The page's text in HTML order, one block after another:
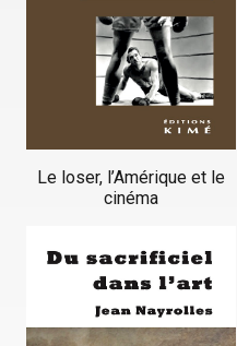
Le loser, l’Amérique et le
cinéma